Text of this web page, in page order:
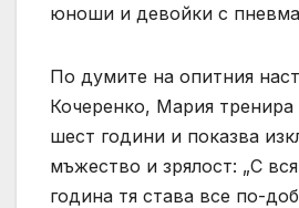
юноши и девойки с
По думите на опитния
Кочеренко, Мария тренира
шест години и показва
мъжество и зрялост: „С
година тя става все по-